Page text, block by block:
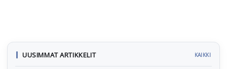
UUSIMMAT ARTIKKELIT KAIKKI